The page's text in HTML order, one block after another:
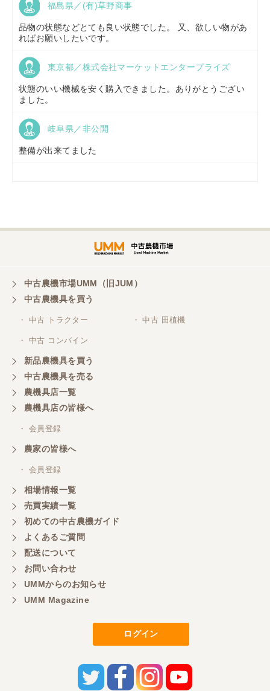
京都府／
福島県／(有)草野商事
山形県／株式会社ノーキステージ
株式会社トミタモータース
三重県／株式会社 ケイ・エス・エンタープライズ
福島県／(有)草野商事
品物の状態などとても良い状態でした。 又、欲しい物があ
ればお願いしたいです。
東京都／株式会社マーケットエンタープライズ
状態のいい機械を安く購入できました。ありがとうござい
ました。
岐阜県／非公開
整備が出来てました
中古農機市場UMM（旧JUM）
中古農機具を買う
・ 中古 トラクター ・ 中古 田植機
・ 中古 コンバイン
新品農機具を買う
中古農機具を売る
農機具店一覧
農機具店の皆様へ
・ 会員登録
農家の皆様へ
・ 会員登録
相場情報一覧
売買実績一覧
初めての中古農機ガイド
よくあるご質問
配送について
お問い合わせ
UMMからのお知らせ
UMM Magazine
ログイン